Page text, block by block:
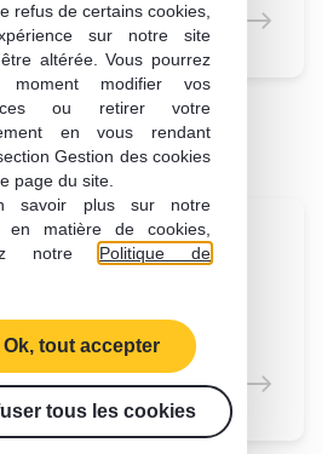
refus de certains cookies,
sur notre site
altérée. Vous pourrez
modifier vos
ou retirer votre
en vous rendant
Gestion des cookies
page du site.
savoir plus sur notre
en matière de cookies,
notre Politique de
Ok, tout accepter
tous les cookies